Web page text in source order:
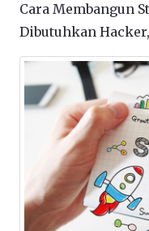
Cara Membangun
Dibutuhkan